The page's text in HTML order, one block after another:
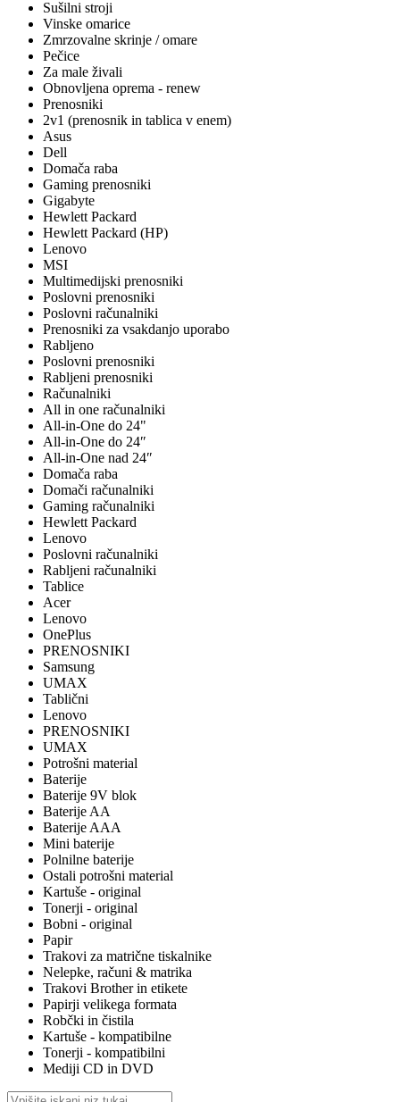
Sušilni stroji
Vinske omarice
Zmrzovalne skrinje / omare
Pečice
Za male živali
Obnovljena oprema - renew
Prenosniki
2v1 (prenosnik in tablica v enem)
Asus
Dell
Domača raba
Gaming prenosniki
Gigabyte
Hewlett Packard
Hewlett Packard (HP)
Lenovo
MSI
Multimedijski prenosniki
Poslovni prenosniki
Poslovni računalniki
Prenosniki za vsakdanjo uporabo
Rabljeno
Poslovni prenosniki
Rabljeni prenosniki
Računalniki
All in one računalniki
All-in-One do 24"
All-in-One do 24″
All-in-One nad 24″
Domača raba
Domači računalniki
Gaming računalniki
Hewlett Packard
Lenovo
Poslovni računalniki
Rabljeni računalniki
Tablice
Acer
Lenovo
OnePlus
PRENOSNIKI
Samsung
UMAX
Tablični
Lenovo
PRENOSNIKI
UMAX
Potrošni material
Baterije
Baterije 9V blok
Baterije AA
Baterije AAA
Mini baterije
Polnilne baterije
Ostali potrošni material
Kartuše - original
Tonerji - original
Bobni - original
Papir
Trakovi za matrične tiskalnike
Nelepke, računi & matrika
Trakovi Brother in etikete
Papirji velikega formata
Robčki in čistila
Kartuše - kompatibilne
Tonerji - kompatibilni
Mediji CD in DVD